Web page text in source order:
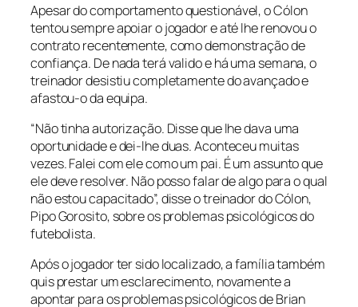
Apesar do comportamento questionável, o Cólon
tentou sempre apoiar o jogador e até lhe renovou o
contrato recentemente, como demonstração de
confiança. De nada terá valido e há uma semana, o
treinador desistiu completamente do avançado e
afastou-o da equipa.
“Não tinha autorização. Disse que lhe dava uma
oportunidade e dei-lhe duas. Aconteceu muitas
vezes. Falei com ele como um pai. É um assunto que
ele deve resolver. Não posso falar de algo para o qual
não estou capacitado”, disse o treinador do Cólon,
Pipo Gorosito, sobre os problemas psicológicos do
futebolista.
Após o jogador ter sido localizado, a família também
quis prestar um esclarecimento, novamente a
apontar para os problemas psicológicos de Brian